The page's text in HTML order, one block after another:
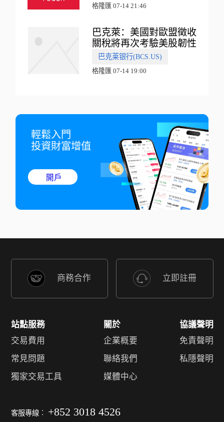
格隆匯 07-14 21:46
巴克萊：美國對歐盟徵收
關稅將再次考驗美股韌性
巴克莱银行(BCS.US)
格隆匯 07-14 19:00
輕鬆入門
投資財富增值
開戶
商務合作 立即註冊
站點服務
交易費用
常見問題
獨家交易工具
關於
企業概要
聯絡我們
媒體中心
協議聲明
免責聲明
私隱聲明
客服專線︰ +852 3018 4526